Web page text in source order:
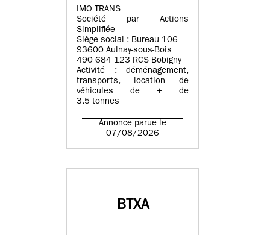
IMO TRANS
Société par Actions
Simplifiée
Siège social : Bureau 106
93600 Aulnay-sous-Bois
490 684 123 RCS Bobigny
Activité : déménagement,
transports, location de
véhicules de + de
3.5 tonnes
Annonce parue le
07/08/2026
BTXA